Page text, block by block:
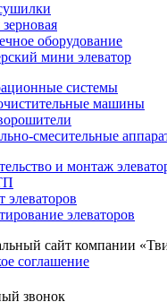
оборудование
мини элеватор
системы
машины
смесительные
и монтаж
элеваторов
элеваторов
сайт компании
соглашение
звонок